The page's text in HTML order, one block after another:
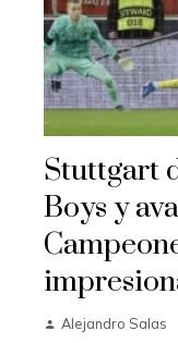
Stuttgart
Boys y
Alejandro Salas